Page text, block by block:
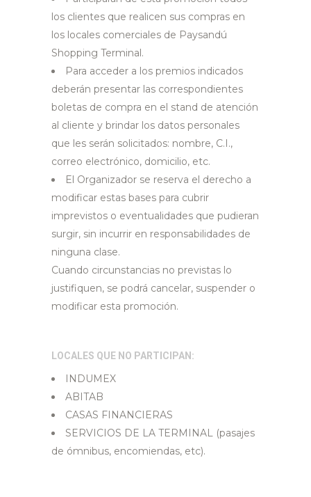
los clientes que realicen sus compras en
los locales comerciales de Paysandú
Shopping Terminal.
Para acceder a los premios indicados
deberán presentar las correspondientes
boletas de compra en el stand de atención
al cliente y brindar los datos personales
que les serán solicitados: nombre, C.I.,
correo electrónico, domicilio, etc.
El Organizador se reserva el derecho a
modificar estas bases para cubrir
imprevistos o eventualidades que pudieran
surgir, sin incurrir en responsabilidades de
ninguna clase.
Cuando circunstancias no previstas lo
justifiquen, se podrá cancelar, suspender o
modificar esta promoción.
LOCALES QUE NO PARTICIPAN:
INDUMEX
ABITAB
CASAS FINANCIERAS
SERVICIOS DE LA TERMINAL (pasajes
de ómnibus, encomiendas, etc).